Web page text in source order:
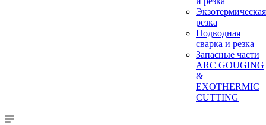
Экзотермическая
резка
Подводная
сварка и резка
Запасные части
ARC GOUGING
&
EXOTHERMIC
CUTTING